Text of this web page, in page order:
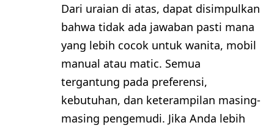
Dari uraian di atas, dapat disimpulkan
bahwa tidak ada jawaban pasti mana
yang lebih cocok untuk wanita, mobil
manual atau matic. Semua
tergantung pada preferensi,
kebutuhan, dan keterampilan masing-
masing pengemudi. Jika Anda lebih